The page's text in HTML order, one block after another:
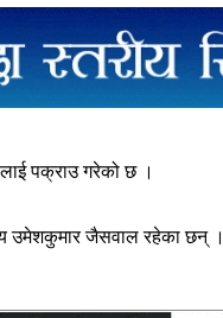
पक्राउ गरेको छ ।
उमेशकुमार जैसवाल रहेका छन् ।